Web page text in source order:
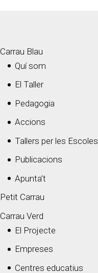
Carrau Blau
Quí som
El Taller
Pedagogia
Accions
Tallers per les Escoles
Publicacions
Apunta’t
Petit Carrau
Carrau Verd
El Projecte
Empreses
Centres educatius